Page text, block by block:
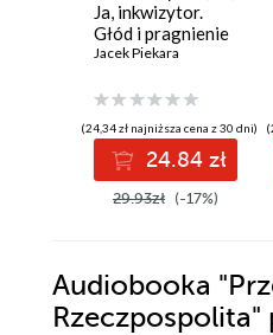
Ja, inkwizytor.
Głód i pragnienie
Jacek Piekara
(24,34 zł najniższa cena z 30 dni)
24.84 zł
29.93zł (-17%)
Audiobooka
Rzeczpospolita"